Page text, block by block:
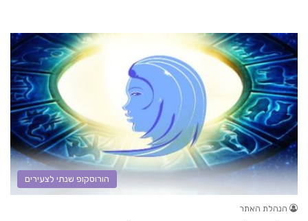
הורוסקופ שנתי לצעירים
הנהלת האתר